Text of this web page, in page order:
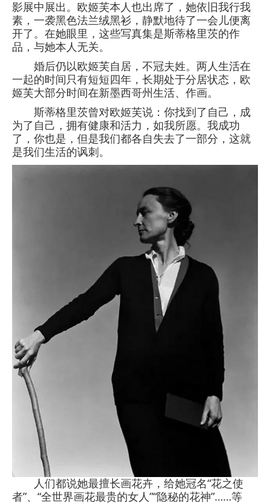
影展中展出。欧姬芙本人也出席了，她依旧我行我
素，一袭黑色法兰绒黑衫，静默地待了一会儿便离
开了。在她眼里，这些写真集是斯蒂格里茨的作
品，与她本人无关。
婚后仍以欧姬芙自居，不冠夫姓。两人生活在
一起的时间只有短短四年，长期处于分居状态，欧
姬芙大部分时间在新墨西哥州生活、作画。
斯蒂格里茨曾对欧姬芙说：你找到了自己，成
为了自己，拥有健康和活力，如我所愿。我成功
了，你也是，但是我们都各自失去了一部分，这就
是我们生活的讽刺。
人们都说她最擅长画花卉，给她冠名“花之使
者”、“全世界画花最贵的女人”“隐秘的花神”……等